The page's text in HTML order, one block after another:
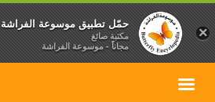
×
حمّل تطبيق موسوعة الفراشة
مكتبة صائغ
مجاناً - موسوعة الفراشة